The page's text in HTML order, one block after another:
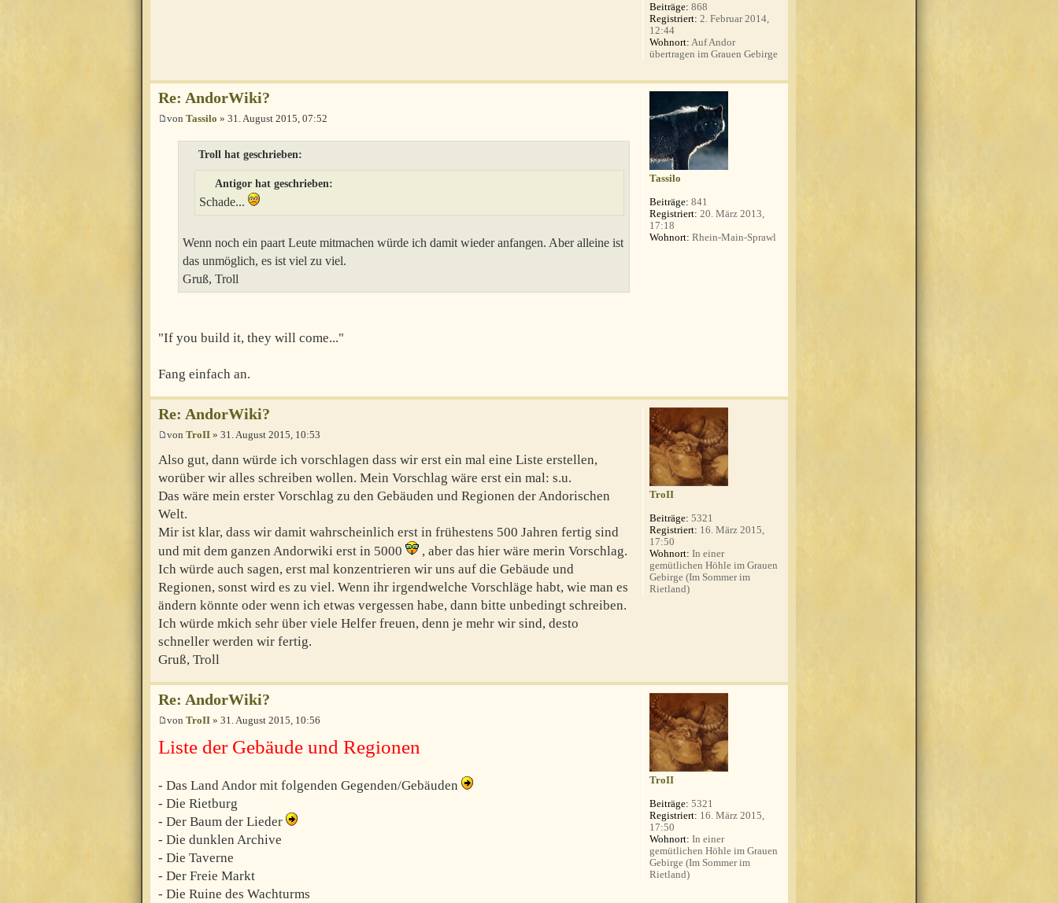
Beiträge: 868
Registriert: 2. Februar 2014,
12:44
Wohnort: Auf Andor
übertragen im Grauen Gebirge
Re: AndorWiki?
von Tassilo » 31. August 2015, 07:52
Troll hat geschrieben:
Antigor hat geschrieben:
Schade...
Wenn noch ein paart Leute mitmachen würde ich damit wieder anfangen. Aber alleine ist
das unmöglich, es ist viel zu viel.
Gruß, Troll
"If you build it, they will come..."
Fang einfach an.
Tassilo
Beiträge: 841
Registriert: 20. März 2013,
17:18
Wohnort: Rhein-Main-Sprawl
Re: AndorWiki?
von TroII » 31. August 2015, 10:53
Also gut, dann würde ich vorschlagen dass wir erst ein mal eine Liste erstellen,
worüber wir alles schreiben wollen. Mein Vorschlag wäre erst ein mal: s.u.
Das wäre mein erster Vorschlag zu den Gebäuden und Regionen der Andorischen
Welt.
Mir ist klar, dass wir damit wahrscheinlich erst in frühestens 500 Jahren fertig sind
und mit dem ganzen Andorwiki erst in 5000
, aber das hier wäre merin Vorschlag.
Ich würde auch sagen, erst mal konzentrieren wir uns auf die Gebäude und
Regionen, sonst wird es zu viel. Wenn ihr irgendwelche Vorschläge habt, wie man es
ändern könnte oder wenn ich etwas vergessen habe, dann bitte unbedingt schreiben.
Ich würde mkich sehr über viele Helfer freuen, denn je mehr wir sind, desto
schneller werden wir fertig.
Gruß, Troll
TroII
Beiträge: 5321
Registriert: 16. März 2015,
17:50
Wohnort: In einer
gemütlichen Höhle im Grauen
Gebirge (Im Sommer im
Rietland)
Re: AndorWiki?
von TroII » 31. August 2015, 10:56
Liste der Gebäude und Regionen
- Das Land Andor mit folgenden Gegenden/Gebäuden
- Die Rietburg
- Der Baum der Lieder
- Die dunklen Archive
- Die Taverne
- Der Freie Markt
- Die Ruine des Wachturms
TroII
Beiträge: 5321
Registriert: 16. März 2015,
17:50
Wohnort: In einer
gemütlichen Höhle im Grauen
Gebirge (Im Sommer im
Rietland)